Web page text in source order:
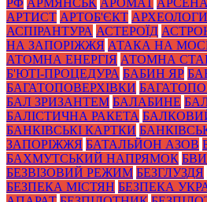
АРТИСТ АРТОБ'ЄКТ АРХЕОЛОГИ
АСПІРАНТУРА АСТЕРОЇД
НА ЗАПОРІЖЖЯ АТАКА НА
АТОМНА ЕНЕРГІЯ АТОМНА
Б'ЮТІ-ПРОЦЕДУРА БАБИН ЯР
БАГАТОПОВЕРХІВКИ
БАЛ ЗРИЗАНТЕМ БАЛАБИНЕ
БАЛІСТИЧНА РАКЕТА
БАНКІВСЬКІ КАРТКИ
ЗАПОРІЖЖЯ БАТАЛЬЙОН АЗОВ
БАХМУТСЬКИЙ НАПРЯМОК
БЕЗВІЗОВИЙ РЕЖИМ БЕЗГЛУЗДЯ
БЕЗПЕКА МІСТЯН БЕЗПЕКА